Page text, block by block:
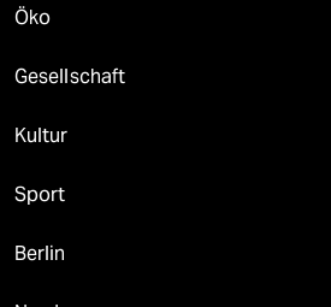
Öko
Gesellschaft
Kultur
Sport
Berlin